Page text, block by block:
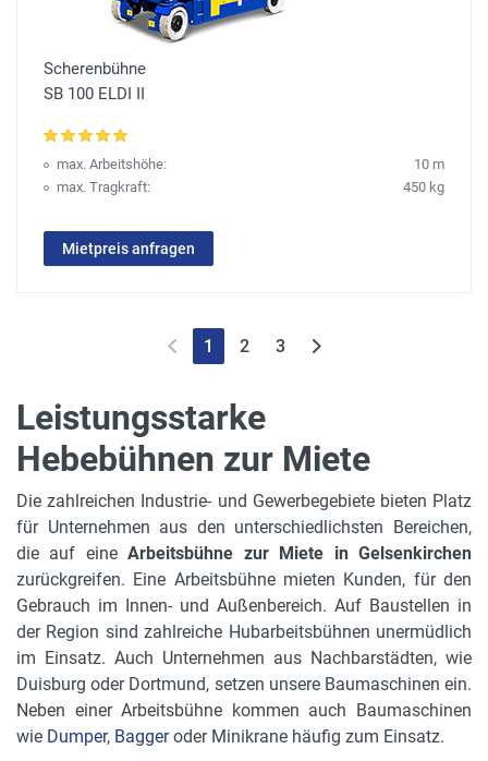
Scherenbühne
SB 100 ELDI II
max. Arbeitshöhe:
10 m
max. Tragkraft:
450 kg
Mietpreis anfragen
1 2 3
Leistungsstarke
Hebebühnen zur Miete
Die zahlreichen Industrie- und Gewerbegebiete bieten Platz
für Unternehmen aus den unterschiedlichsten Bereichen,
die auf eineArbeitsbühne zur Miete in Gelsenkirchen
zurückgreifen. Eine Arbeitsbühne mieten Kunden, für den
Gebrauch im Innen- und Außenbereich. Auf Baustellen in
der Region sind zahlreiche Hubarbeitsbühnen unermüdlich
im Einsatz. Auch Unternehmen aus Nachbarstädten, wie
Duisburg oder Dortmund, setzen unsere Baumaschinen ein.
Neben einer Arbeitsbühne kommen auch Baumaschinen
wie Dumper, Baggeroder Minikrane häufig zum Einsatz.